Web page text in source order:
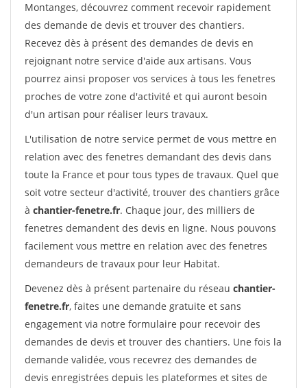
Montanges, découvrez comment recevoir rapidement
des demande de devis et trouver des chantiers.
Recevez dès à présent des demandes de devis en
rejoignant notre service d'aide aux artisans. Vous
pourrez ainsi proposer vos services à tous les fenetres
proches de votre zone d'activité et qui auront besoin
d'un artisan pour réaliser leurs travaux.
L'utilisation de notre service permet de vous mettre en
relation avec des fenetres demandant des devis dans
toute la France et pour tous types de travaux. Quel que
soit votre secteur d'activité, trouver des chantiers grâce
à chantier-fenetre.fr. Chaque jour, des milliers de
fenetres demandent des devis en ligne. Nous pouvons
facilement vous mettre en relation avec des fenetres
demandeurs de travaux pour leur Habitat.
Devenez dès à présent partenaire du réseau chantier-
fenetre.fr, faites une demande gratuite et sans
engagement via notre formulaire pour recevoir des
demandes de devis et trouver des chantiers. Une fois la
demande validée, vous recevrez des demandes de
devis enregistrées depuis les plateformes et sites de